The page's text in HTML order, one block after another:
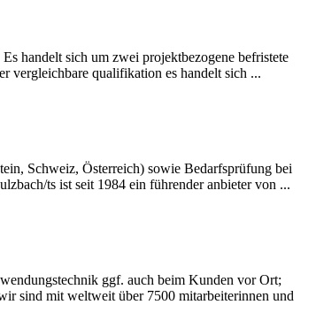
handelt sich um zwei projektbezogene befristete
vergleichbare qualifikation es handelt sich ...
Schweiz, Österreich) sowie Bedarfsprüfung bei
ts ist seit 1984 ein füh­ren­der an­bie­ter von ...
ggf. auch beim Kunden vor Ort;
sind mit weltweit über 7500 mitarbeiterinnen und